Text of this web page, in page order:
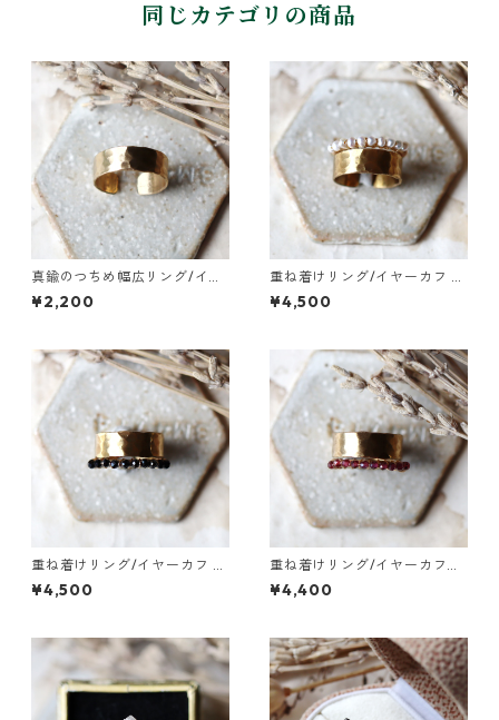
同じカテゴリの商品
真鍮のつちめ幅広リング/イヤ
ーカフ
¥2,200
重ね着けリング/イヤーカフ 真
鍮つちめ幅広・ベビーパール
¥4,500
重ね着けリング/イヤーカフ 真
鍮つちめ幅広・ブラックスピ
ネル
¥4,500
重ね着けリング/イヤーカフ
真鍮つちめ幅広・ガーネット
¥4,400